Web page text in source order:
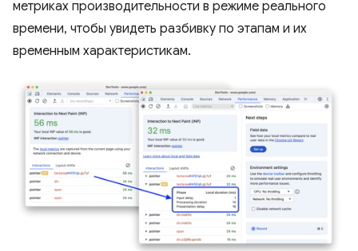
метриках производительности в режиме реального
времени, чтобы увидеть разбивку по этапам и их
временным характеристикам.